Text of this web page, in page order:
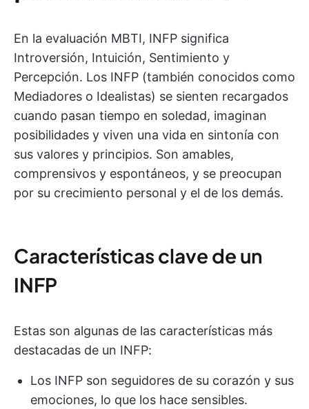
En la evaluación MBTI, INFP significa
Introversión, Intuición, Sentimiento y
Percepción. Los INFP (también conocidos como
Mediadores o Idealistas) se sienten recargados
cuando pasan tiempo en soledad, imaginan
posibilidades y viven una vida en sintonía con
sus valores y principios. Son amables,
comprensivos y espontáneos, y se preocupan
por su crecimiento personal y el de los demás.
Características clave de un
INFP
Estas son algunas de las características más
destacadas de un INFP:
Los INFP son seguidores de su corazón y sus
emociones, lo que los hace sensibles.